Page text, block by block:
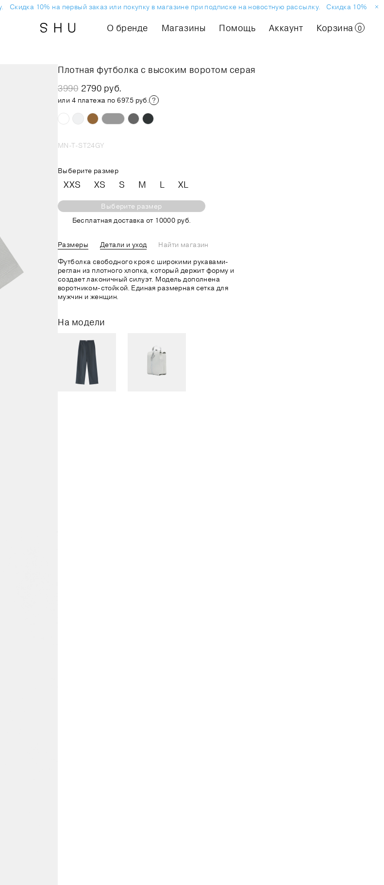
Скидка 10% на первый заказ или покупку в магазине при подписке на новостную рассылку. Скидка 10% на
О бренде Магазины Помощь Аккаунт Корзина 0
Плотная футболка с высоким воротом серая
3990 2790 руб.
или 4 платежа по 697.5 руб.
MN-T-ST24GY
Выберите размер
XXS XS S M L XL
Выберите размер
Бесплатная доставка от 10000 руб.
Размеры Детали и уход
Найти магазин
Футболка свободного кроя с широкими рукавами-
реглан из плотного хлопка, который держит форму и
создает лаконичный силуэт. Модель дополнена
воротником-стойкой. Единая размерная сетка для
мужчин и женщин.
На модели